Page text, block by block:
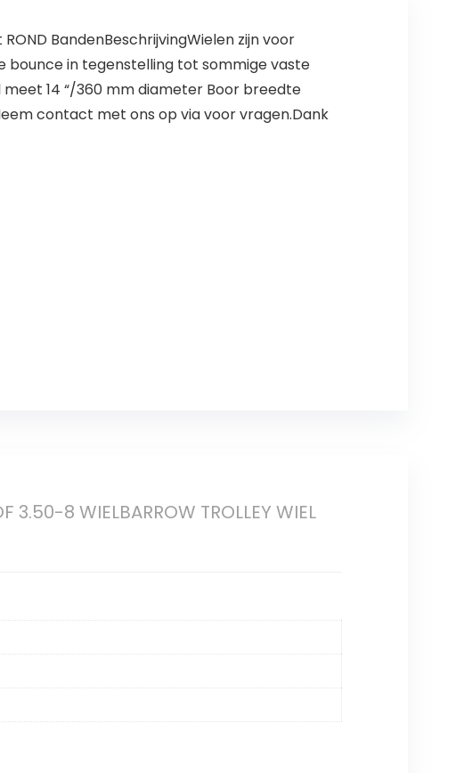
ROND BandenBeschrijvingWielen zijn voor
bounce in tegenstelling tot sommige vaste
meet 14 “/360 mm diameter Boor breedte
contact met ons op via voor vragen.Dank
3.50-8 WIELBARROW TROLLEY WIEL